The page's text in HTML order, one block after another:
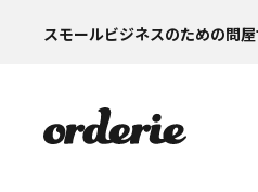
スモールビジネスのための問